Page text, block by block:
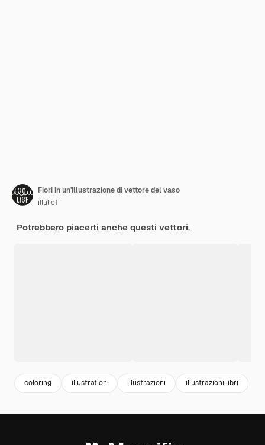
Fiori in un'illustrazione di vettore del vaso
illulief
Potrebbero piacerti anche questi vettori.
coloring illustration illustrazioni illustrazioni libri